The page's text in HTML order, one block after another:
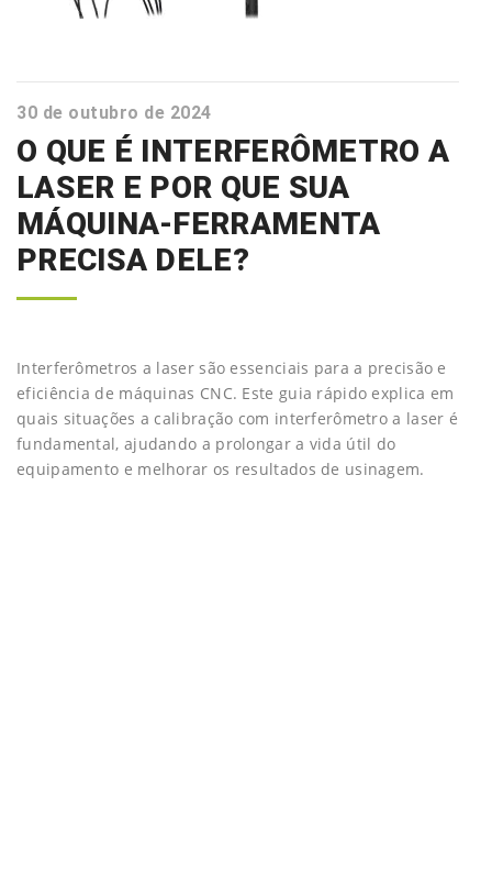
30 de outubro de 2024
O QUE É INTERFERÔMETRO A
LASER E POR QUE SUA
MÁQUINA-FERRAMENTA
PRECISA DELE?
Interferômetros a laser são essenciais para a precisão e
eficiência de máquinas CNC. Este guia rápido explica em
quais situações a calibração com interferômetro a laser é
fundamental, ajudando a prolongar a vida útil do
equipamento e melhorar os resultados de usinagem.